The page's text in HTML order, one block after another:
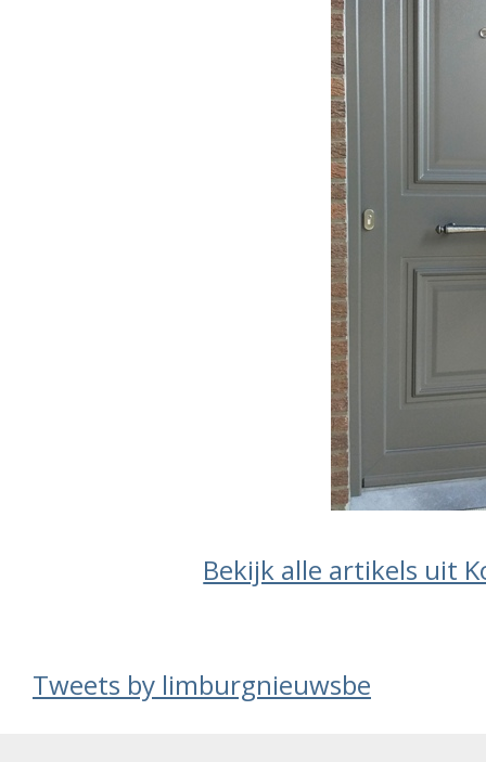
Bekijk alle artikels uit
Tweets by limburgnieuwsbe